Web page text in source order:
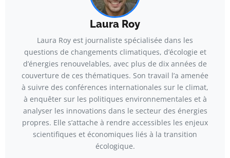
Laura Roy
Laura Roy est journaliste spécialisée dans les
questions de changements climatiques, d’écologie et
d’énergies renouvelables, avec plus de dix années de
couverture de ces thématiques. Son travail l’a amenée
à suivre des conférences internationales sur le climat,
à enquêter sur les politiques environnementales et à
analyser les innovations dans le secteur des énergies
propres. Elle s’attache à rendre accessibles les enjeux
scientifiques et économiques liés à la transition
écologique.